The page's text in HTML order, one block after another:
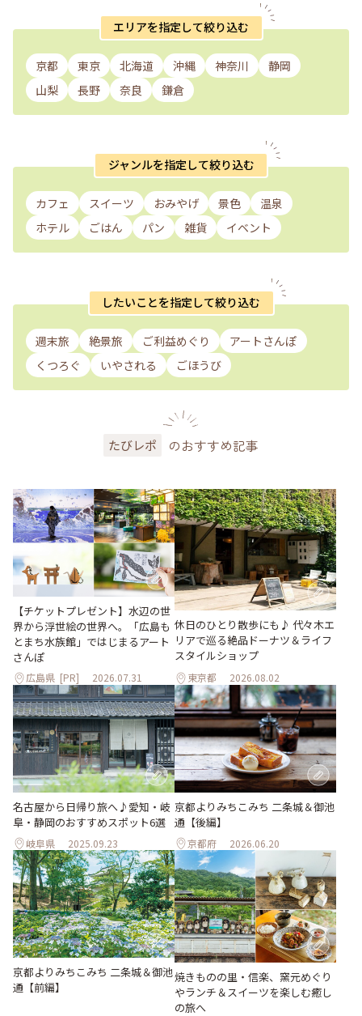
エリアを指定して絞り込む
京都 東京 北海道 沖縄 神奈川
静岡
山梨
長野 奈良 鎌倉
ジャンルを指定して絞り込む
カフェ スイーツ おみやげ 景色
温泉
ホテル
ごはん パン 雑貨 イベント
したいことを指定して絞り込む
週末旅 絶景旅 ご利益めぐり
アートさんぽ
くつろぐ
いやされる ごほうび
たびレポ のおすすめ記事
【チケットプレゼント】水辺の世
界から浮世絵の世界へ。「広島も
とまち水族館」ではじまるアート
さんぽ
広島県 [PR] 2026.07.31
休日のひとり散歩にも♪ 代々木エ
リアで巡る絶品ドーナツ＆ライフ
スタイルショップ
東京都 2026.08.02
名古屋から日帰り旅へ♪愛知・岐
阜・静岡のおすすめスポット6選
岐阜県 2025.09.23
京都よりみちこみち 二条城＆御池
通【後編】
京都府 2026.06.20
京都よりみちこみち 二条城＆御池
通【前編】
焼きものの里・信楽、窯元めぐり
やランチ＆スイーツを楽しむ癒し
の旅へ